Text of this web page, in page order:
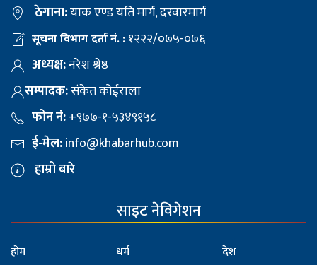
ठेगाना:याक एण्ड यति मार्ग, दरवारमार्ग
सूचना विभाग दर्ता नं. :१२२२/०७५-०७६
अध्यक्ष:नरेश श्रेष्ठ
सम्पादक:संकेत कोईराला
फोन नं:+९७७-१-५३४९१५८
ई-मेल:info@khabarhub.com
हाम्रो बारे
साइट नेविगेशन
होम
धर्म
देश